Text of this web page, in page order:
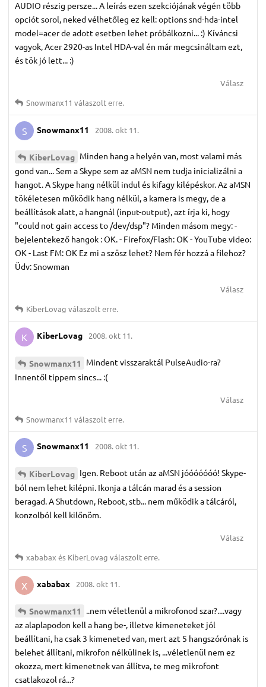
AUDIO részig persze... A leírás ezen szekciójának végén több
opciót sorol, neked vélhetőleg ez kell: options snd-hda-intel
model=acer de adott esetben lehet próbálkozni... :) Kíváncsi
vagyok, Acer 2920-as Intel HDA-val én már megcsináltam ezt,
és tök jó lett... :)
Válasz
Snowmanx11 válaszolt erre.
S Snowmanx11 2008. okt 11.
KiberLovag Minden hang a helyén van, most valami más
gond van... Sem a Skype sem az aMSN nem tudja inicializálni a
hangot. A Skype hang nélkül indul és kifagy kilépéskor. Az aMSN
tökéletesen működik hang nélkül, a kamera is megy, de a
beállítások alatt, a hangnál (input-output), azt írja ki, hogy
"could not gain access to /dev/dsp"? Minden másom megy: -
bejelentekező hangok : OK. - Firefox/Flash: OK - YouTube video:
OK - Last FM: OK Ez mi a szösz lehet? Nem fér hozzá a filehoz?
Üdv: Snowman
Válasz
KiberLovag válaszolt erre.
K KiberLovag 2008. okt 11.
Snowmanx11
Mindent visszaraktál PulseAudio-ra?
Innentől tippem sincs... :(
Válasz
Snowmanx11 válaszolt erre.
S Snowmanx11 2008. okt 11.
KiberLovag Igen. Reboot után az aMSN jóóóóóóó! Skype-
ból nem lehet kilépni. Ikonja a tálcán marad és a session
beragad. A Shutdown, Reboot, stb... nem működik a tálcáról,
konzolból kell kilőnöm.
Válasz
xababax és KiberLovag válaszolt erre.
X xababax 2008. okt 11.
Snowmanx11
..nem véletlenül a mikrofonod szar?....vagy
az alaplapodon kell a hang be-, illetve kimeneteket jól
beállítani, ha csak 3 kimeneted van, mert azt 5 hangszórónak is
belehet állítani, mikrofon nélkülinek is, ...véletlenül nem ez
okozza, mert kimenetnek van állítva, te meg mikrofont
csatlakozol rá...?